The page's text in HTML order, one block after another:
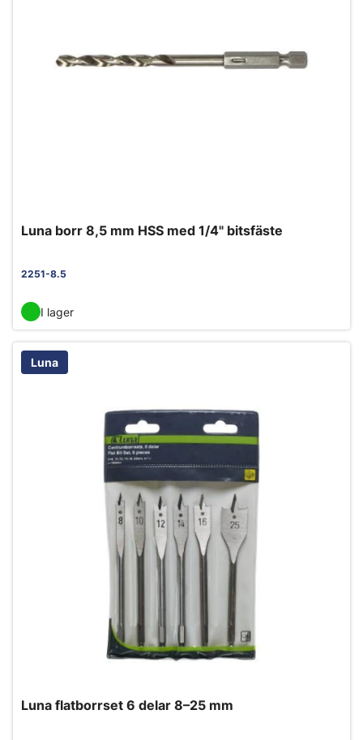
Luna borr 8,5 mm HSS med 1/4" bitsfäste
2251-8.5
I lager
Luna
Luna flatborrset 6 delar 8–25 mm